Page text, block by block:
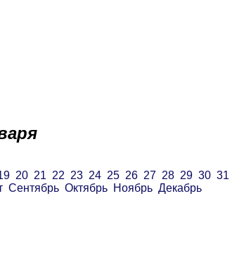
20 21 22 23 24 25 26 27 28 29 30 31
Сентябрь Октябрь Ноябрь Декабрь